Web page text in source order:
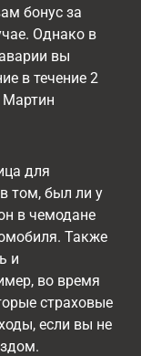
бонус за
Однако в
вы
в течение 2
Мартин
для
том, был ли у
в чемодане
Также
и
во время
страховые
если вы не